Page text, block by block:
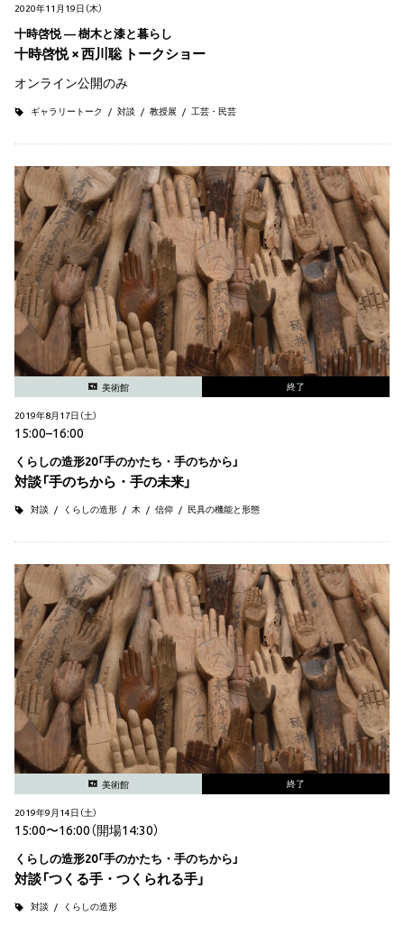
2020年11月19日（木）
十時啓悦 ― 樹木と漆と暮らし
十時啓悦 × 西川聡 トークショー
オンライン公開のみ
ギャラリートーク 対談 教授展 工芸・民芸
美術館 終了
2019年8月17日（土）
15:00–16:00
くらしの造形20「手のかたち・手のちから」
対談「手のちから・手の未来」
対談 くらしの造形 木 信仰 民具の機能と形態
美術館 終了
2019年9月14日（土）
15:00〜16:00（開場14:30）
くらしの造形20「手のかたち・手のちから」
対談「つくる手・つくられる手」
対談 くらしの造形